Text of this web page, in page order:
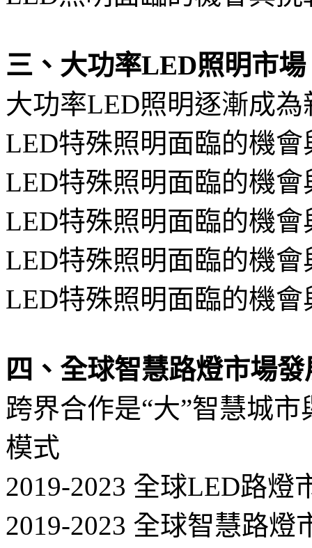
三、大功率LED照明市場
大功率LED照明逐漸成
LED特殊照明面臨的機
LED特殊照明面臨的機
LED特殊照明面臨的機
LED特殊照明面臨的機
LED特殊照明面臨的機
四、全球智慧路燈市場
跨界合作是“大”智慧城
模式
2019-2023 全球LED路燈
2019-2023 全球智慧路燈